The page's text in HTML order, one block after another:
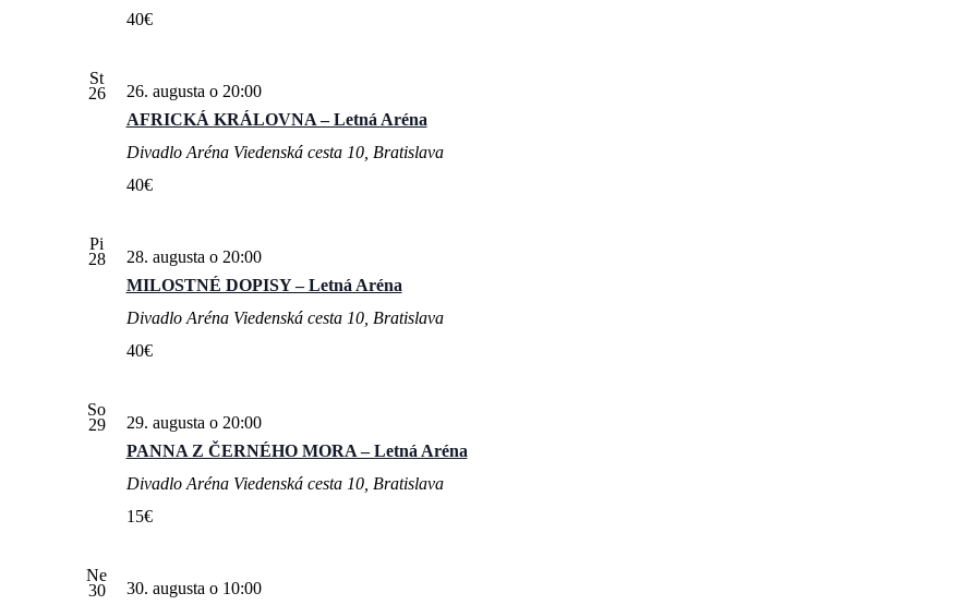
40€
St
26
AFRICKÁ KRÁLOVNA – Letná Aréna
26. augusta o 20:00
Divadlo Aréna Viedenská cesta 10, Bratislava
40€
Pi
28
MILOSTNÉ DOPISY – Letná Aréna
28. augusta o 20:00
Divadlo Aréna Viedenská cesta 10, Bratislava
40€
So
29
PANNA Z ČERNÉHO MORA – Letná Aréna
29. augusta o 20:00
Divadlo Aréna Viedenská cesta 10, Bratislava
15€
Ne
30
30. augusta o 10:00